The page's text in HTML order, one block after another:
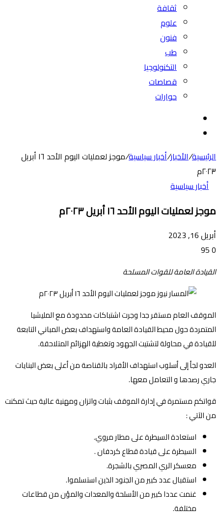
ثقافة
علوم
فنون
طب
التكنولوجيا
قصاصات
حوارات
الرئيسية/الأخبار/أخبار سياسية/
موجز لعمليات اليوم الأحد ١٦ أبريل
٢٠٢٣م
أخبار سياسية
موجز لعمليات اليوم الأحد ١٦ أبريل ٢٠٢٣م
أبريل 16, 2023
0
القيادة العامة للقوات المسلحة
الموقف العام مستقر جدا وجرت اشتباكات محدودة مع المليشيا
المتمردة حول محيط القيادة العامة واستهداف بعض المباني التابعة
للقيادة في محاولة لتشتيت الجهود وتغطية الهزائم المتلاحقة.
العدو لجأ إلى أسلوب استهداف الأفراد بالقناصة من أعلى بعض البنايات
جاري رصدها و التعامل معها.
قواتكم مستمرة في إدارة الموقف بثبات واتزان ومهنية عالية حيث تمكنت
من الآتي :
استعادة السيطرة على مطار مروي.
السيطرة على قيادة قطاع كردفان .
معسكر الري المصري بالشجرة.
استقبال عدد كبير من الجنود الذين استسلموا.
غنمت عددا كبير من الأسلحة والمعدات والمؤن من قطاعات
مختلفة.